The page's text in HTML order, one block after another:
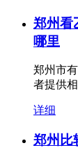
郑州看
哪里
郑州市
者提供
详细
郑州比